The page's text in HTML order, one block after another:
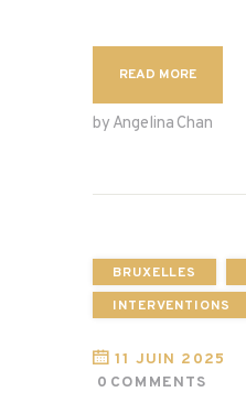
READ MORE
by Angelina Chan
BRUXELLES
INTERVENTIONS
11 JUIN 2025
0 COMMENTS